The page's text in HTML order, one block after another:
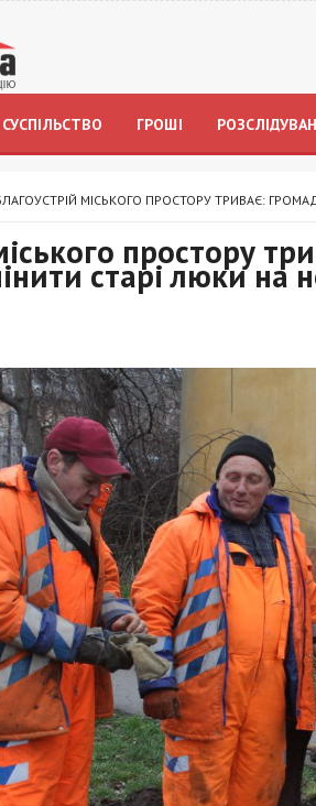
СУСПІЛЬСТВО ГРОШІ
МІСЬКОГО ПРОСТОРУ ТРИВАЄ:
простору
старі люки на